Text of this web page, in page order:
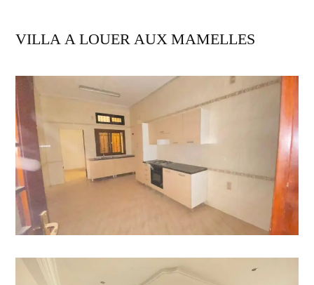
VILLA A LOUER AUX MAMELLES